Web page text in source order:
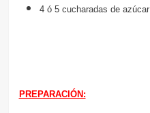
4 ó 5 cucharadas de azúcar
PREPARACIÓN: